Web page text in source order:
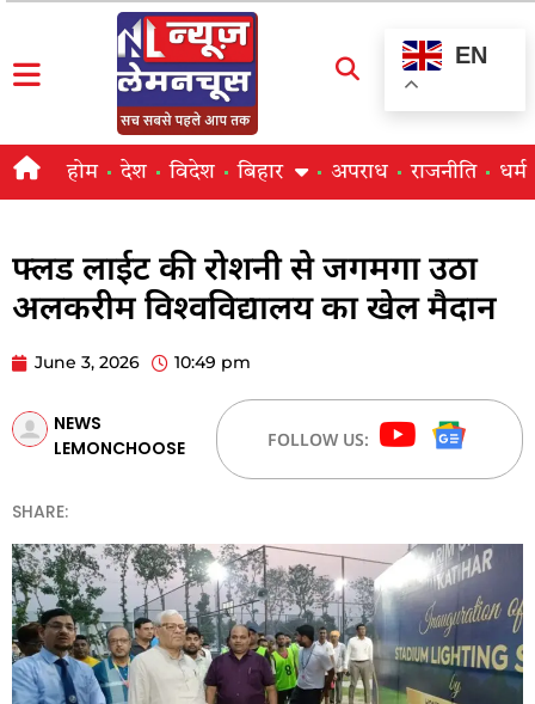
EN
होम देश विदेश बिहार अपराध राजनीति धर्म
फ्लड लाईट की रोशनी से जगमगा उठा
अलकरीम विश्वविद्यालय का खेल मैदान
June 3, 2026 10:49 pm
NEWS
LEMONCHOOSE
FOLLOW US:
SHARE: